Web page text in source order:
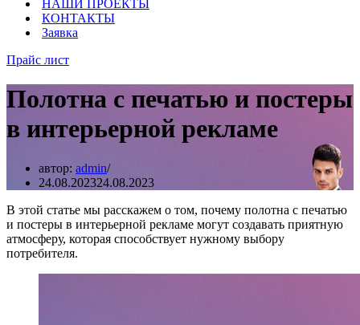
НАШИ ПРОЕКТЫ
КОНТАКТЫ
Заявка
Прайс лист
Полотна с печатью и постеры
в интерьерной рекламе
автор: admin
24.08.202324.08.2023
В этой статье мы расскажем о том, почему полотна с печатью
и постеры в интерьерной рекламе могут создавать приятную
атмосферу, которая способствует нужному выбору
потребителя.